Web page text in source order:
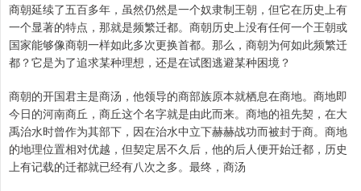
商朝延续了五百多年，虽然仍然是一个奴隶制王朝，但它在历史上有
一个显著的特点，那就是频繁迁都。商朝历史上没有任何一个王朝或
国家能够像商朝一样如此多次更换首都。那么，商朝为何如此频繁迁
都？它是为了追求某种理想，还是在试图逃避某种困境？
商朝的开国君主是商汤，他领导的商部族原本就栖息在商地。商地即
今日的河南商丘，商丘这个名字就是由此而来。商地的祖先契，在大
禹治水时曾作为其部下，因在治水中立下赫赫战功而被封于商。商地
的地理位置相对优越，但契定居不久后，他的后人便开始迁都，历史
上有记载的迁都就已经有八次之多。最终，商汤